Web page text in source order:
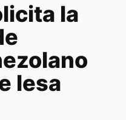
la
lesa